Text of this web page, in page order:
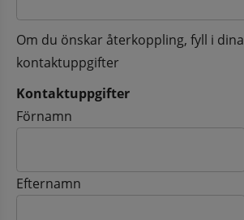
Om du önskar återkoppling, fyll i dina
kontaktuppgifter
Kontaktuppgifter
Kontaktuppgifter
Förnamn
Efternamn